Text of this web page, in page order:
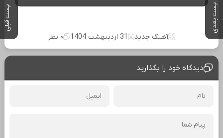
پست بعدی پست قبلی
آهنگ جدید 31 اردیبهشت 1404 ۰ نظر
دیدگاه خود را بگذارید